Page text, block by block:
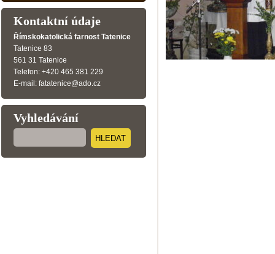
Kontaktní údaje
Římskokatolická farnost Tatenice
Tatenice 83
561 31 Tatenice
Telefon: +420 465 381 229
E-mail: fatatenice@ado.cz
Vyhledávání
HLEDAT